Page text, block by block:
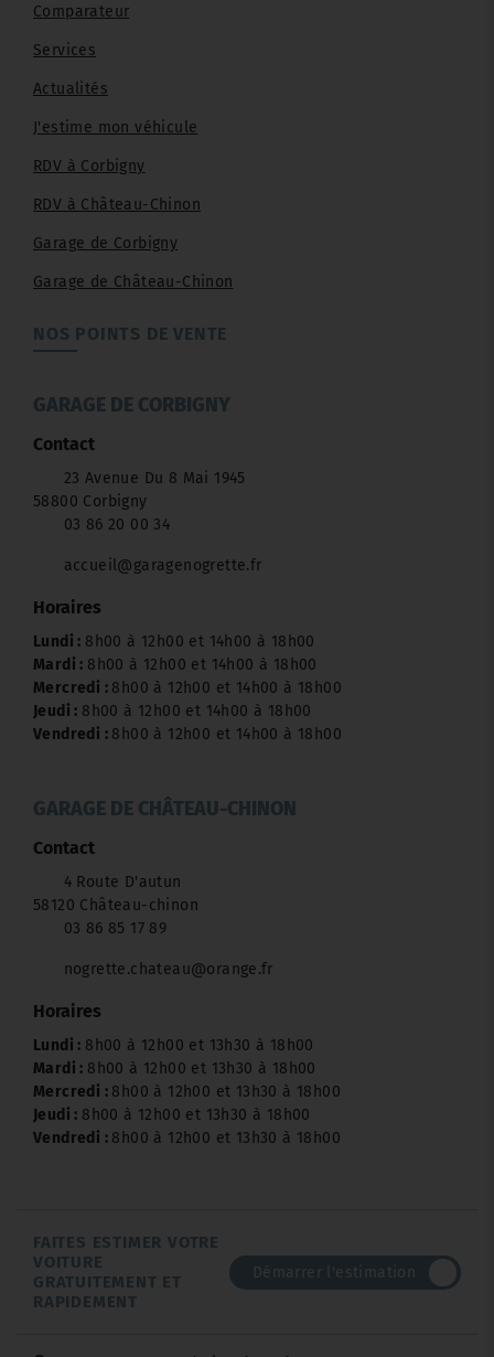
Comparateur
Services
Actualités
J'estime mon véhicule
RDV à Corbigny
RDV à Château-Chinon
Garage de Corbigny
Garage de Château-Chinon
NOS POINTS DE VENTE
GARAGE DE CORBIGNY
Contact
23 Avenue Du 8 Mai 1945
58800 Corbigny
03 86 20 00 34
accueil@garagenogrette.fr
Horaires
Lundi : 8h00 à 12h00 et 14h00 à 18h00
Mardi : 8h00 à 12h00 et 14h00 à 18h00
Mercredi : 8h00 à 12h00 et 14h00 à 18h00
Jeudi : 8h00 à 12h00 et 14h00 à 18h00
Vendredi : 8h00 à 12h00 et 14h00 à 18h00
GARAGE DE CHÂTEAU-CHINON
Contact
4 Route D'autun
58120 Château-chinon
03 86 85 17 89
nogrette.chateau@orange.fr
Horaires
Lundi : 8h00 à 12h00 et 13h30 à 18h00
Mardi : 8h00 à 12h00 et 13h30 à 18h00
Mercredi : 8h00 à 12h00 et 13h30 à 18h00
Jeudi : 8h00 à 12h00 et 13h30 à 18h00
Vendredi : 8h00 à 12h00 et 13h30 à 18h00
FAITES ESTIMER VOTRE
VOITURE
GRATUITEMENT ET
RAPIDEMENT
Démarrer l'estimation